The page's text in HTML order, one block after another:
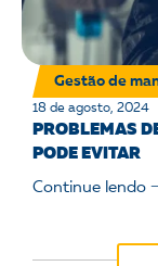
Gestão de
18 de agosto, 2024
PROBLEMAS
PODE EVITAR
Continue lendo